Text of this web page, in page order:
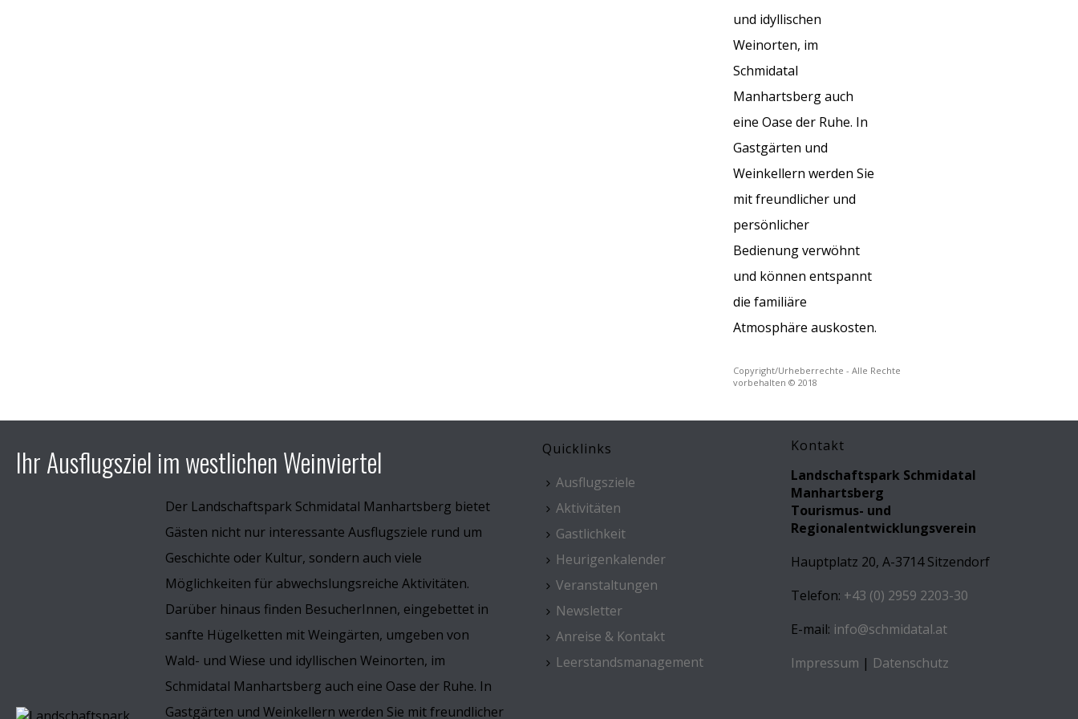
und idyllischen
Weinorten, im
Schmidatal
Manhartsberg auch
eine Oase der Ruhe. In
Gastgärten und
Weinkellern werden Sie
mit freundlicher und
persönlicher
Bedienung verwöhnt
und können entspannt
die familiäre
Atmosphäre auskosten.
Copyright/Urheberrechte - Alle Rechte
vorbehalten © 2018
Ihr Ausflugsziel im westlichen Weinviertel
Der Landschaftspark Schmidatal Manhartsberg bietet
Gästen nicht nur interessante Ausflugsziele rund um
Geschichte oder Kultur, sondern auch viele
Möglichkeiten für abwechslungsreiche Aktivitäten.
Darüber hinaus finden BesucherInnen, eingebettet in
sanfte Hügelketten mit Weingärten, umgeben von
Wald- und Wiese und idyllischen Weinorten, im
Schmidatal Manhartsberg auch eine Oase der Ruhe. In
Gastgärten und Weinkellern werden Sie mit freundlicher
Quicklinks
Ausflugsziele
Aktivitäten
Gastlichkeit
Heurigenkalender
Veranstaltungen
Newsletter
Anreise & Kontakt
Leerstandsmanagement
Kontakt
Landschaftspark Schmidatal
Manhartsberg
Tourismus- und
Regionalentwicklungsverein
Hauptplatz 20, A-3714 Sitzendorf
Telefon: +43 (0) 2959 2203-30
E-mail: info@schmidatal.at
Impressum | Datenschutz